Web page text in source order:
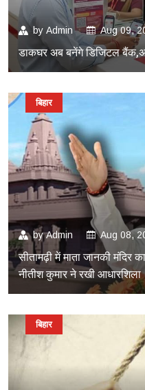
by Admin Aug 09,
डाकघर अब बनेंगे डिजिटल
byAdmin Aug 08,
सीतामढ़ी में माता जानकी मंदिर
नीतीश कुमार ने रखी आधारशिला
बिहार
बिहार